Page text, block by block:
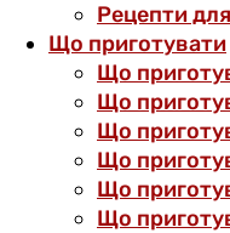
Рецепти
Що приготувати
Що
Що
Що
Що
Що
Що